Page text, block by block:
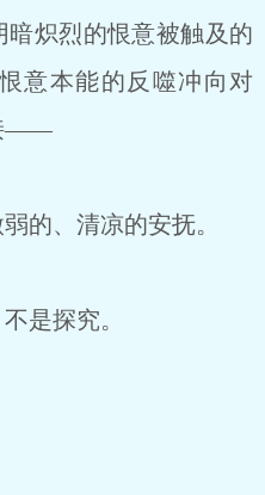
炽烈的恨意被触及的
意本能的反噬冲向对
——
的、清凉的安抚。
是探究。